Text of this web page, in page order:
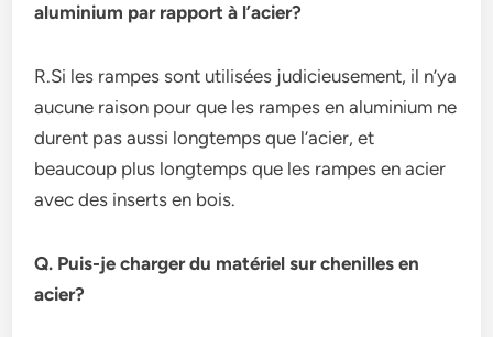
aluminium par rapport à l’acier?
R.Si les rampes sont utilisées judicieusement, il n’ya
aucune raison pour que les rampes en aluminium ne
durent pas aussi longtemps que l’acier, et
beaucoup plus longtemps que les rampes en acier
avec des inserts en bois.
Q. Puis-je charger du matériel sur chenilles en
acier?